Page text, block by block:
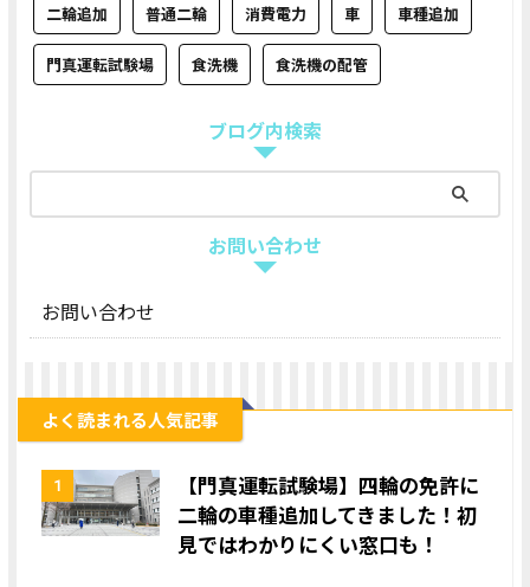
二輪追加 普通二輪 消費電力 車 車種追加
門真運転試験場 食洗機 食洗機の配管
ブログ内検索
お問い合わせ
お問い合わせ
よく読まれる人気記事
1
【門真運転試験場】四輪の免許に
二輪の車種追加してきました！初
見ではわかりにくい窓口も！